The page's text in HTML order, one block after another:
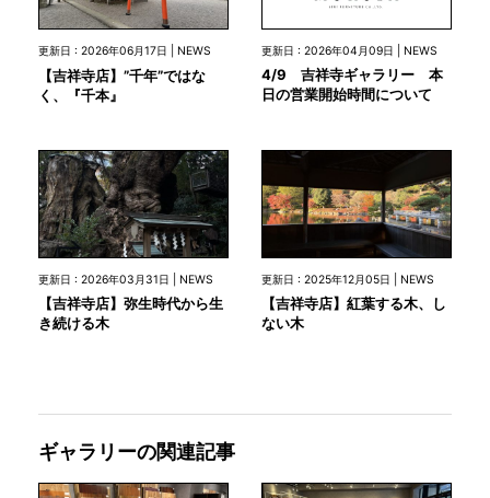
更新日 : 2026年06月17日 | NEWS
【吉祥寺店】”千年”ではな
く、『千本』
更新日 : 2026年04月09日 | NEWS
4/9 吉祥寺ギャラリー 本
日の営業開始時間について
更新日 : 2026年03月31日 | NEWS
【吉祥寺店】弥生時代から生
き続ける木
更新日 : 2025年12月05日 | NEWS
【吉祥寺店】紅葉する木、し
ない木
ギャラリーの関連記事